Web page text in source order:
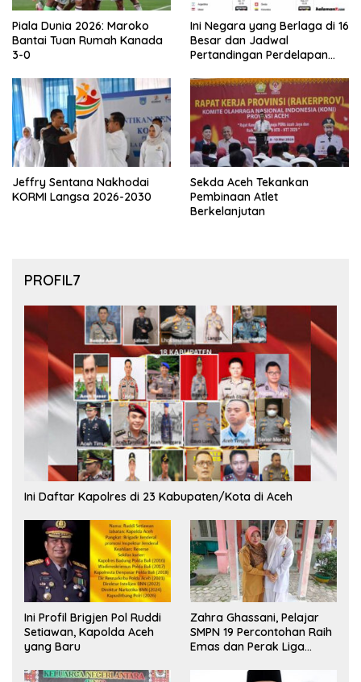
Piala Dunia 2026: Maroko
Bantai Tuan Rumah Kanada
3-0
Ini Negara yang Berlaga di 16
Besar dan Jadwal
Pertandingan Perdelapan
Jeffry Sentana Nakhodai
KORMI Langsa 2026-2030
Sekda Aceh Tekankan
Pembinaan Atlet
Berkelanjutan
PROFIL7
Ini Daftar Kapolres di 23 Kabupaten/Kota di Aceh
Ini Profil Brigjen Pol Ruddi
Setiawan, Kapolda Aceh
yang Baru
Zahra Ghassani, Pelajar
SMPN 19 Percontohan Raih
Emas dan Perak Liga